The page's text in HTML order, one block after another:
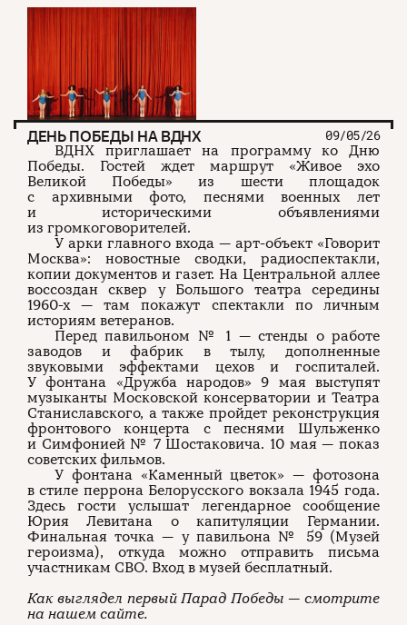
ДЕНЬ ПОБЕДЫ НА ВДНХ 09/05/26
ВДНХ приглашает на программу ко Дню
Победы. Гостей ждет маршрут «Живое эхо
Великой Победы» из шести площадок
с архивными фото, песнями военных лет
и историческими объявлениями
из громкоговорителей.
У арки главного входа — арт-объект «Говорит
Москва»: новостные сводки, радиоспектакли,
копии документов и газет. На Центральной аллее
воссоздан сквер у Большого театра середины
1960-х — там покажут спектакли по личным
историям ветеранов.
Перед павильоном № 1 — стенды о работе
заводов и фабрик в тылу, дополненные
звуковыми эффектами цехов и госпиталей.
У фонтана «Дружба народов» 9 мая выступят
музыканты Московской консерватории и Театра
Станиславского, а также пройдет реконструкция
фронтового концерта с песнями Шульженко
и Симфонией № 7 Шостаковича. 10 мая — показ
советских фильмов.
У фонтана «Каменный цветок» — фотозона
в стиле перрона Белорусского вокзала 1945 года.
Здесь гости услышат легендарное сообщение
Юрия Левитана о капитуляции Германии.
Финальная точка — у павильона № 59 (Музей
героизма), откуда можно отправить письма
участникам СВО. Вход в музей бесплатный.
Как выглядел первый Парад Победы — смотрите
на нашем сайте.